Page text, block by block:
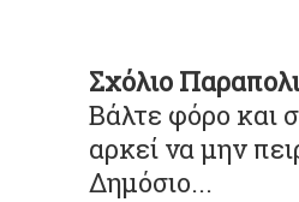
Σχόλιο
Βάλτε φόρο και
αρκεί να μην
Δημόσιο...